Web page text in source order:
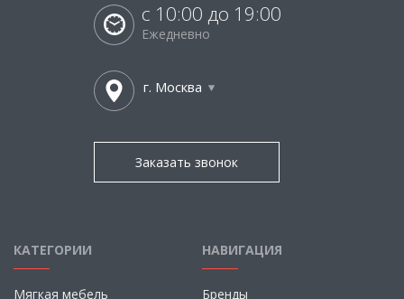
с 10:00 до 19:00
Ежедневно
г. Москва
Заказать звонок
КАТЕГОРИИ
Мягкая мебель
НАВИГАЦИЯ
Бренды